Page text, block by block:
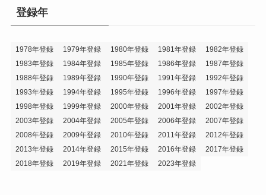
登録年
1978年登録 1979年登録 1980年登録 1981年登録
1982年登録
1983年登録
1984年登録 1985年登録 1986年登録
1987年登録
1988年登録
1989年登録 1990年登録 1991年登録
1992年登録
1993年登録
1994年登録 1995年登録 1996年登録
1997年登録
1998年登録
1999年登録 2000年登録 2001年登録
2002年登録
2003年登録
2004年登録 2005年登録 2006年登録
2007年登録
2008年登録
2009年登録 2010年登録 2011年登録
2012年登録
2013年登録
2014年登録 2015年登録 2016年登録
2017年登録
2018年登録
2019年登録 2021年登録 2023年登録